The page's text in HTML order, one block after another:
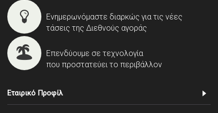
Ενημερωνόμαστε διαρκώς για τις νέες
τάσεις της Διεθνούς αγοράς
Επενδύουμε σε τεχνολογία
που προστατεύει το περιβάλλον
Εταιρικό Προφίλ